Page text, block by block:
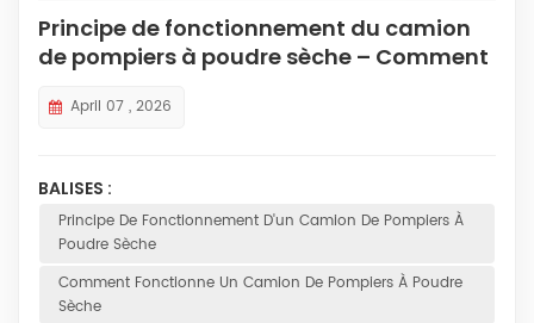
Principe de fonctionnement du camion
de pompiers à poudre sèche – Comment
April 07 , 2026
BALISES :
Principe De Fonctionnement D'un Camion De Pompiers À
Poudre Sèche
Comment Fonctionne Un Camion De Pompiers À Poudre
Sèche